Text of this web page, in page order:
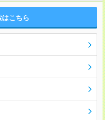
こちら